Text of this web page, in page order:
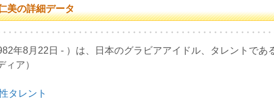
美の詳細データ
年8月22日 - ）は、日本のグラビアアイドル、タレントであ
ア）
タレント